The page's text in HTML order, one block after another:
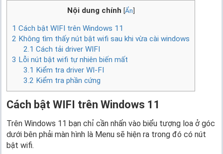
Nội dung chính [Ẩn]
1 Cách bật WIFI trên Windows 11
2 Không tìm thấy nút bật wifi sau khi vừa cài windows
2.1 Cách tải driver WIFI
3 Lỗi nút bật wifi tự nhiên biến mất
3.1 Kiểm tra driver WI-FI
3.2 Kiểm tra phần cứng
Cách bật WIFI trên Windows 11
Trên Windows 11 bạn chỉ cần nhấn vào biểu tượng loa ở góc
dưới bên phải màn hình là Menu sẽ hiện ra trong đó có nút
bật wifi.